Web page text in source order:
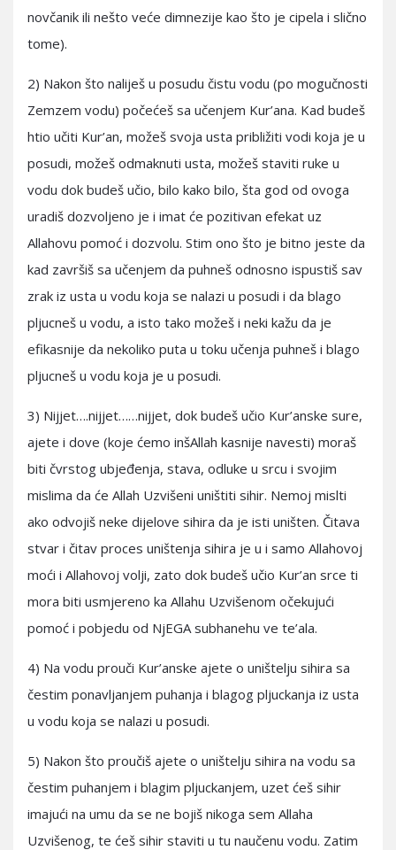
novčanik ili nešto veće dimnezije kao što je cipela i slično
tome).
2) Nakon što naliješ u posudu čistu vodu (po mogučnosti
Zemzem vodu) počećeš sa učenjem Kur’ana. Kad budeš
htio učiti Kur’an, možeš svoja usta približiti vodi koja je u
posudi, možeš odmaknuti usta, možeš staviti ruke u
vodu dok budeš učio, bilo kako bilo, šta god od ovoga
uradiš dozvoljeno je i imat će pozitivan efekat uz
Allahovu pomoć i dozvolu. Stim ono što je bitno jeste da
kad završiš sa učenjem da puhneš odnosno ispustiš sav
zrak iz usta u vodu koja se nalazi u posudi i da blago
pljucneš u vodu, a isto tako možeš i neki kažu da je
efikasnije da nekoliko puta u toku učenja puhneš i blago
pljucneš u vodu koja je u posudi.
3) Nijjet….nijjet……nijjet, dok budeš učio Kur’anske sure,
ajete i dove (koje ćemo inšAllah kasnije navesti) moraš
biti čvrstog ubjeđenja, stava, odluke u srcu i svojim
mislima da će Allah Uzvišeni uništiti sihir. Nemoj mislti
ako odvojiš neke dijelove sihira da je isti uništen. Čitava
stvar i čitav proces uništenja sihira je u i samo Allahovoj
moći i Allahovoj volji, zato dok budeš učio Kur’an srce ti
mora biti usmjereno ka Allahu Uzvišenom očekujući
pomoć i pobjedu od NjEGA subhanehu ve te’ala.
4) Na vodu prouči Kur’anske ajete o uništelju sihira sa
čestim ponavljanjem puhanja i blagog pljuckanja iz usta
u vodu koja se nalazi u posudi.
5) Nakon što proučiš ajete o uništelju sihira na vodu sa
čestim puhanjem i blagim pljuckanjem, uzet ćeš sihir
imajući na umu da se ne bojiš nikoga sem Allaha
Uzvišenog, te ćeš sihir staviti u tu naučenu vodu. Zatim